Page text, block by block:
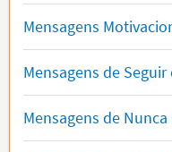
Mensagens
Mensagens de
Mensagens de